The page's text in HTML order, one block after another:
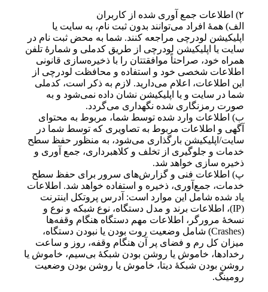
۲) اطلاعات جمع آوری شده از کاربران
الف) همهٔ افراد می‌توانند بدون ثبت نام، به سایت یا
اپلیکیشن لودرچی مراجعه کنند. شما به محض ثبت نام در
سایت یا اپلیکیشن لودرچی از طریق کدملی و شمارهٔ تلفن
همراه خود، صراحتاً موافقتتان را با ذخیره‌سازی قانونی
اطلاعات شخصی خود و استفاده و محافظت لودرچی از
این اطلاعات، اعلام می‌دارید. لازم به ذکر است، کدملی
شما در سایت و یا اپلیکیشن نشان داده نمی‌شود و به
صورت رمزنگاری شده نگهداری می‌گردد.
ب) اطلاعات وارد شده توسط شما، مربوط به محتوای
آگهی و اطلاعات مربوط به تصاویری که توسط شما در
سایت/اپلیکیشن بارگذاری می‌شود، به منظور حفظ سطح
خدمات و جلوگیری از تخلف و کلاهبرداری، جمع آوری و
ذخیره سازی خواهد شد.
پ) اطلاعات فنی و گزارش‌های سرور برای حفظ سطح
خدمات، جمع‌آوری، ذخیره و استفاده خواهد شد. اطلاعات
یاد شده شامل این موارد است: آدرس پروتکل اینترنت
(IP)، اطلاعات برند و مدل دستگاه، نوع شبکه و نوع و
نسخهٔ مرورگر، اطلاعات مهم دستگاه هنگام وقفه‌ها
(Crashes) شامل وضعیت روت بودن یا نبودن دستگاه،
میزان کل رم و فضای پر آن هنگام وقفه، روز و ساعت
رخدادها، خاموش یا روشن بودن شبکه‌ٔ بی‌سیم، خاموش یا
روشن بودن شبکهٔ دیتا، خاموش یا روشن بودن وضعیت
رومینگ.